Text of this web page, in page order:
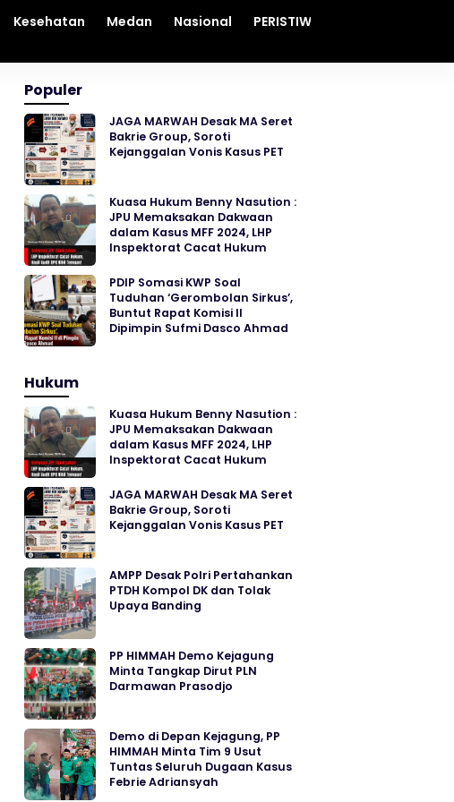
Kesehatan Medan Nasional PERISTIWA
Populer
JAGA MARWAH Desak MA Seret
Bakrie Group, Soroti
Kejanggalan Vonis Kasus PET
Kuasa Hukum Benny Nasution :
JPU Memaksakan Dakwaan
dalam Kasus MFF 2024, LHP
Inspektorat Cacat Hukum
PDIP Somasi KWP Soal
Tuduhan ‘Gerombolan Sirkus’,
Buntut Rapat Komisi II
Dipimpin Sufmi Dasco Ahmad
Hukum
Kuasa Hukum Benny Nasution :
JPU Memaksakan Dakwaan
dalam Kasus MFF 2024, LHP
Inspektorat Cacat Hukum
JAGA MARWAH Desak MA Seret
Bakrie Group, Soroti
Kejanggalan Vonis Kasus PET
AMPP Desak Polri Pertahankan
PTDH Kompol DK dan Tolak
Upaya Banding
PP HIMMAH Demo Kejagung
Minta Tangkap Dirut PLN
Darmawan Prasodjo
Demo di Depan Kejagung, PP
HIMMAH Minta Tim 9 Usut
Tuntas Seluruh Dugaan Kasus
Febrie Adriansyah